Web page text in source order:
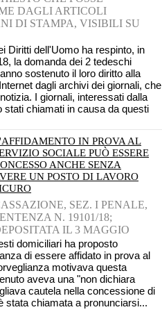
DAGLI ARTICOLI
DI STAMPA, VISIBILI SU
Diritti dell'Uomo ha respinto, in
la domanda dei 2 tedeschi
sostenuto il loro diritto alla
dagli archivi dei giornali, che
I giornali, interessati dalla
stati chiamati in causa da questi
IN PROVA AL
SOCIALE PUÒ ESSERE
ANCHE SENZA
UN POSTO DI LAVORO
SEZ. I PENALE,
N. 19101/18;
IL 3 MAGGIO
domiciliari ha proposto
di essere affidato in prova al
motivava questa
aveva una "non dichiara
cautela nella concessione di
stata chiamata a pronunciarsi...